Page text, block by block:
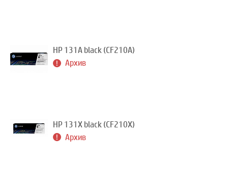
HP 131A black (CF210A)
Архив
HP 131X black (CF210X)
Архив